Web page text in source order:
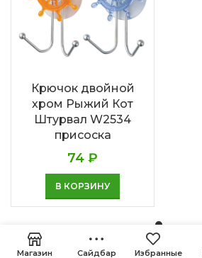
Крючок двойной
хром Рыжий Кот
Штурвал W2534
присоска
74 ₽
В КОРЗИНУ
Магазин Сайдбар Избранные